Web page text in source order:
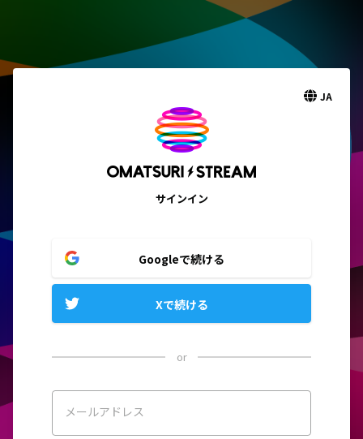
JA
サインイン
Googleで続ける
Xで続ける
or
メールアドレス